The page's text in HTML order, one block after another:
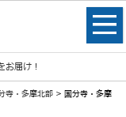
お届け！
寺・多摩北部 > 国分寺・多摩